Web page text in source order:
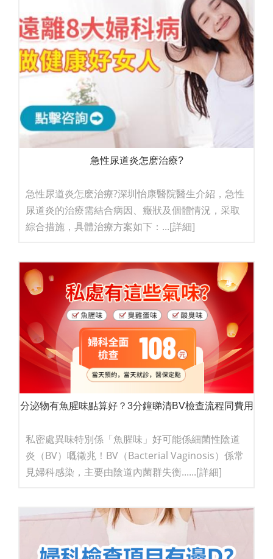
急性尿道炎怎麽治療?
急性尿道炎怎麽治療?深圳怡康醫院醫生介紹，急性
尿道炎的治療需結合病因、癥狀及個體情況，采取
綜合措施，具體治療方案如下：...[詳細]
分泌物有魚腥味點算好？3分鐘睇清BV檢查流程同費用
私密處異味特別係「魚腥味」好可能係細菌性陰道
炎（BV）嘅徵兆！BV（Bacterial Vaginosis）係常
見婦科感染，主要由陰道內菌群失衡......[詳細]